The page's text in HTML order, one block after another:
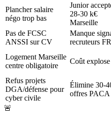
Plancher salaire
négo trop bas
Junior
28-30 k€
Marseille
Pas de FCSC
ANSSI sur CV
Manque
recruteurs FR
Logement Marseille
centre obligatoire
Coût explose
Refus projets
DGA/défense pour
cyber civile
Élimine 30-
offres PACA
🚨